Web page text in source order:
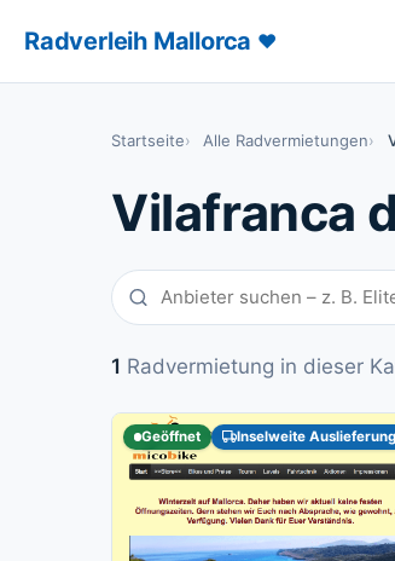
Radverleih Mallorca ♥
Startseite Alle Radvermietungen
Vilafranca
1 Radvermietung in dieser
Geöffnet Inselweite Auslieferung